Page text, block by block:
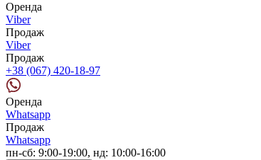
Оренда
Viber
Продаж
Viber
Продаж
+38 (067) 420-18-97
Оренда
Whatsapp
Продаж
Whatsapp
пн-сб: 9:00-19:00, нд: 10:00-16:00